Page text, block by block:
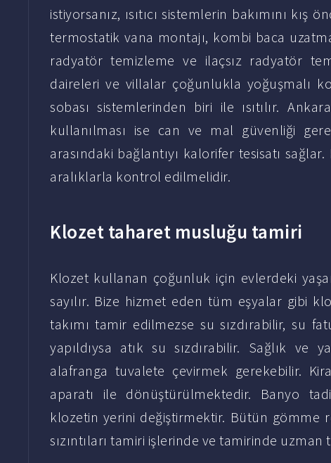
istiyorsanız, ısıtıcı sistemlerin bakımını kış
termostatik vana montajı, kombi baca
radyatör temizleme ve ilaçsız radyatör
daireleri ve villalar çoğunlukla yoğuşmalı
sobası sistemlerinden biri ile ısıtılır.
kullanılması ise can ve mal güvenliği
arasındaki bağlantıyı kalorifer tesisatı
aralıklarla kontrol edilmelidir.
Klozet taharet musluğu tamiri
Klozet kullanan çoğunluk için evlerdeki
sayılır. Bize hizmet eden tüm eşyalar gibi
takımı tamir edilmezse su sızdırabilir, su
yapıldıysa atık su sızdırabilir. Sağlık ve
alafranga tuvalete çevirmek gerekebilir.
aparatı ile dönüştürülmektedir. Banyo
klozetin yerini değiştirmektir. Bütün gömme
sızıntıları tamiri işlerinde ve tamirinde uzman